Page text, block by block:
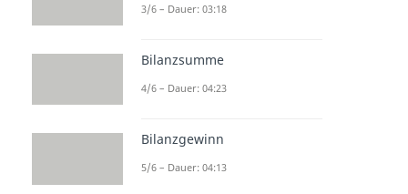
3/6 – Dauer: 03:18
Bilanzsumme
4/6 – Dauer: 04:23
Bilanzgewinn
5/6 – Dauer: 04:13